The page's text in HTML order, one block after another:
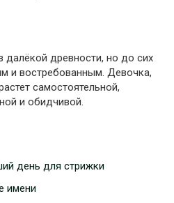
далёкой древности, но до сих
и востребованным. Девочка,
самостоятельной,
и обидчивой.
день для стрижки
имени